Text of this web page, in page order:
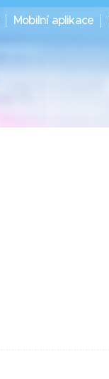
Mobilní aplikace